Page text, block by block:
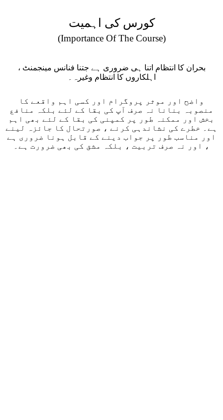
کورس کی اہمیت
(Importance Of The Course)
بحران کا انتظام اتنا ہی ضروری ہے جتنا فنانس مینجمنٹ ،
اہلکاروں کا انتظام وغیرہ۔
واضح اور موثر پروگرام اور کسی اہم واقعے کا
منصوبہ بنانا نہ صرف آپ کی بقا کے لئے بلکہ منافع
بخش اور ممکنہ طور پر کمپنی کی بقا کے لئے بھی اہم
ہے۔ خطرے کی نشاندہی کرنے ، صورتحال کا جائزہ لینے
اور مناسب طور پر جواب دینے کے قابل ہونا ضروری ہے
، اور نہ صرف تربیت ، بلکہ مشق کی بھی ضرورت ہے۔